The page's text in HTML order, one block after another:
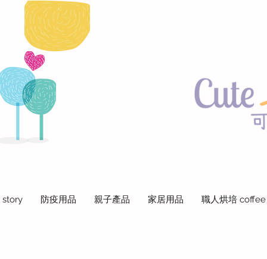
story 防疫用品 親子產品 家居用品 職人烘培 coffee